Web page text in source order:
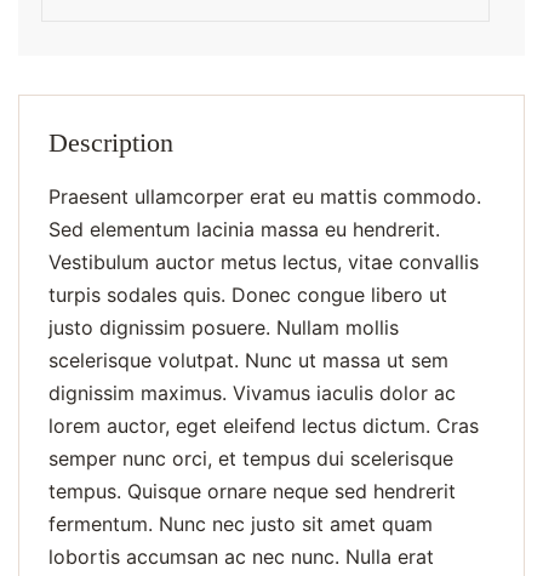
Description
Praesent ullamcorper erat eu mattis commodo.
Sed elementum lacinia massa eu hendrerit.
Vestibulum auctor metus lectus, vitae convallis
turpis sodales quis. Donec congue libero ut
justo dignissim posuere. Nullam mollis
scelerisque volutpat. Nunc ut massa ut sem
dignissim maximus. Vivamus iaculis dolor ac
lorem auctor, eget eleifend lectus dictum. Cras
semper nunc orci, et tempus dui scelerisque
tempus. Quisque ornare neque sed hendrerit
fermentum. Nunc nec justo sit amet quam
lobortis accumsan ac nec nunc. Nulla erat